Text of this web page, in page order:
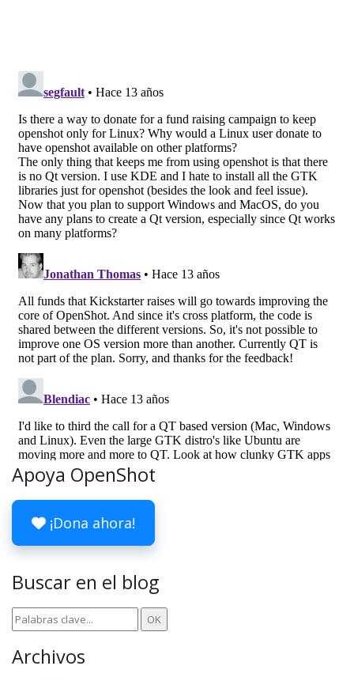
Apoya OpenShot
¡Dona ahora!
Buscar en el blog
Archivos